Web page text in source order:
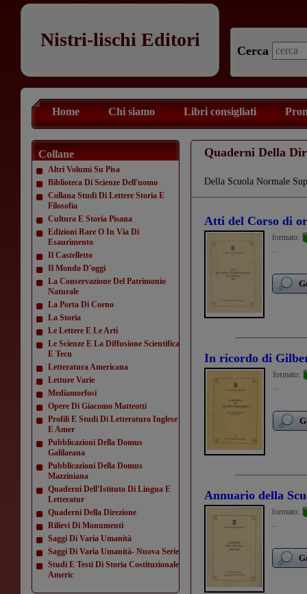
Nistri-lischi Editori
Cerca
Home Chi siamo Libri consigliati
Collane
Altri Volumi Su Pisa
Biblioteca Di Scienze Dell'uomo
Collana Studi Di Lettere Storia E
Filosofia
Cultura E Storia Pisana
Edizioni Rare O In Via Di
Esaurimento
Il Castelletto
Il Mondo D'oggi
La Conservazione Del Patrimonio
Naturale
La Porta Di Corno
La Storia
Le Lettere E Le Arti
Le Scienze E La Diffusione Scientifica
E Tecn
Letteratura Americana
Letture Varie
Mediamorfosi
Opere Di Giacomo Matteotti
Profili E Studi Di Letteratura Inglese
E Amer
Pubblicazioni Della Domus
Galilaeana
Pubblicazioni Della Domus
Mazziniana
Quaderni Dell'Istituto Di Lingua E
Letteratur
Quaderni Della Direzione
Rilievi Di Monumenti
Saggi Di Varia Umanità
Saggi Di Varia Umanità- Nuova Serie
Studi E Testi Di Storia Costituzionale
Americ
Quaderni Della
Della Scuola Normale
Atti del Corso di
formato:
...
In ricordo di
formato:
...
Annuario della
formato:
...